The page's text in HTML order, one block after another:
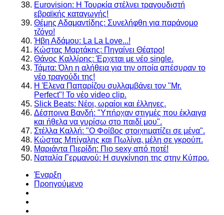
Eurovision: Η Τουρκία στέλνει τραγουδιστή
εβραϊκής καταγωγής!
Θέμης Αδαμαντίδης: Συνελήφθη για παράνομο
τζόγο!
Ήβη Αδάμου: La La Love...!
Κώστας Μαρτάκης: Πηγαίνει Θέατρο!
Θάνος Καλλίρης: Έρχεται με νέο single.
Τάμτα: Όλη η αλήθεια για την οποία απέσυραν το
νέο τραγούδι της!
Η Έλενα Παπαρίζου συλλαμβάνει τον "Mr.
Perfect"! To νέο video clip.
Slick Beats: Νέοι, ωραίοι και έλληνες.
Δέσποινα Βανδή: "Υπήρχαν στιγμές που έκλαιγα
και ήθελα να γυρίσω στο παιδί μου".
Στέλλα Καλλή: "Ο Φοίβος στοιχηματίζει σε μένα".
Κώστας Μπίγαλης και Πωλίνα, μέλη σε γκρούπ.
Μαριάντα Πιερίδη: Πιο sexy από ποτέ!
Ναταλία Γερμανού: Η συγκίνηση της στην Κύπρο.
Έναρξη
Προηγούμενο